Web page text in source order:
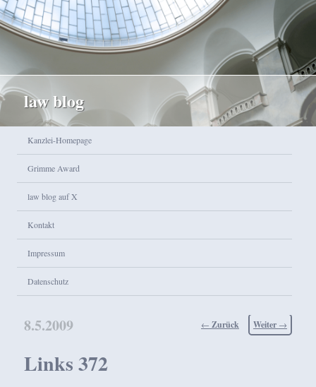
law blog
Zum Inhalt wechseln
Zum sekundären Inhalt wechseln
Kanzlei-Homepage
Grimme Award
law blog auf X
Kontakt
Impressum
Datenschutz
Beitragsnavigation
← Zurück Weiter →
Links 372
8.5.2009